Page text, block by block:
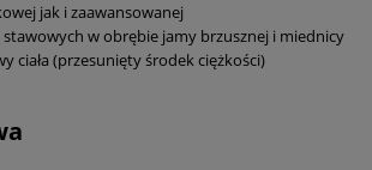
jak i zaawansowanej
w obrębie jamy brzusznej i miednicy
ciała (przesunięty środek ciężkości)